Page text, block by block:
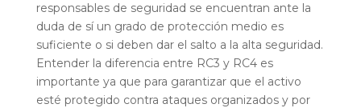
responsables de seguridad se encuentran ante la
duda de sí un grado de protección medio es
suficiente o si deben dar el salto a la alta seguridad.
Entender la diferencia entre RC3 y RC4 es
importante ya que para garantizar que el activo
esté protegido contra ataques organizados y por